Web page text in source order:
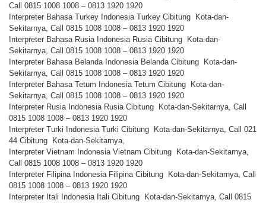
Call 0815 1008 1008 – 0813 1920 1920
Interpreter Bahasa Turkey Indonesia Turkey Cibitung Kota-dan-
Sekitarnya, Call 0815 1008 1008 – 0813 1920 1920
Interpreter Bahasa Rusia Indonesia Rusia Cibitung Kota-dan-
Sekitarnya, Call 0815 1008 1008 – 0813 1920 1920
Interpreter Bahasa Belanda Indonesia Belanda Cibitung Kota-dan-
Sekitarnya, Call 0815 1008 1008 – 0813 1920 1920
Interpreter Bahasa Tetum Indonesia Tetum Cibitung Kota-dan-
Sekitarnya, Call 0815 1008 1008 – 0813 1920 1920
Interpreter Rusia Indonesia Rusia Cibitung Kota-dan-Sekitarnya, Call
0815 1008 1008 – 0813 1920 1920
Interpreter Turki Indonesia Turki Cibitung Kota-dan-Sekitarnya, Call 021
44 Cibitung Kota-dan-Sekitarnya,
Interpreter Vietnam Indonesia Vietnam Cibitung Kota-dan-Sekitarnya,
Call 0815 1008 1008 – 0813 1920 1920
Interpreter Filipina Indonesia Filipina Cibitung Kota-dan-Sekitarnya, Call
0815 1008 1008 – 0813 1920 1920
Interpreter Itali Indonesia Itali Cibitung Kota-dan-Sekitarnya, Call 0815